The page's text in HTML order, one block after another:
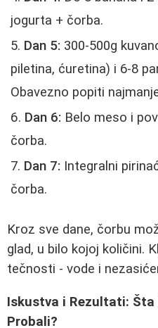
jogurta + čorba.
Dan 5: 300-500g
piletina, ćuretina) i 6-8
Obavezno popiti
Dan 6: Belo meso i
čorba.
Dan 7: Integralni
čorba.
Kroz sve dane, čorbu
glad, u bilo kojoj količini.
tečnosti - vode i
Iskustva i Rezultati: Šta
Probali?